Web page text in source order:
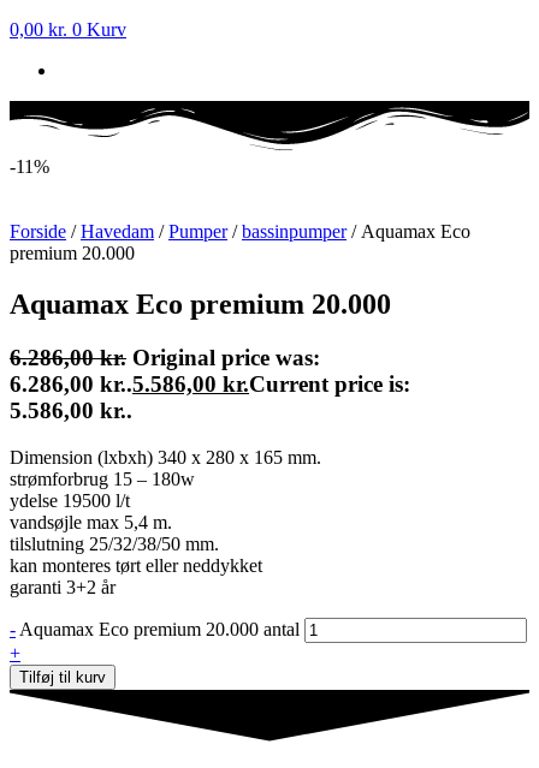
0,00 kr. 0 Kurv
-11%
Forside /Havedam /Pumper/bassinpumper/ Aquamax Eco
premium 20.000
Aquamax Eco premium 20.000
6.286,00kr. Original price was:
6.286,00 kr..5.586,00 kr.Current price is:
5.586,00 kr..
Dimension (lxbxh) 340 x 280 x 165 mm.
strømforbrug 15 – 180w
ydelse 19500 l/t
vandsøjle max 5,4 m.
tilslutning 25/32/38/50 mm.
kan monteres tørt eller neddykket
garanti 3+2 år
- Aquamax Eco premium 20.000 antal
+
Tilføj til kurv